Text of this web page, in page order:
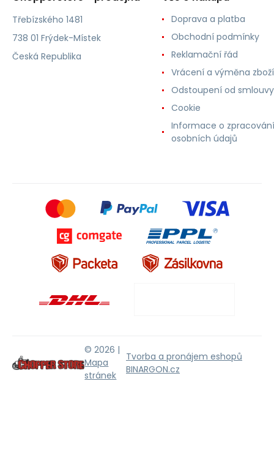
Třebízského 1481
738 01 Frýdek-Místek
Česká Republika
Doprava a platba
Obchodní podmínky
Reklamační řád
Vrácení a výměna zboží
Odstoupení od smlouvy
Cookie
Informace o zpracování
osobních údajů
© 2026 |
Mapa
stránek
Tvorba a pronájem eshopů
BINARGON.cz